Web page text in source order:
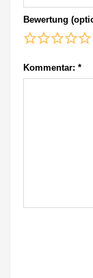
Bewertung
Kommentar: *